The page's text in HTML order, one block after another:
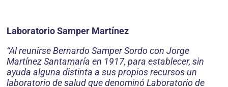
Laboratorio Samper Martínez
“Al reunirse Bernardo Samper Sordo con Jorge
Martínez Santamaría en 1917, para establecer, sin
ayuda alguna distinta a sus propios recursos un
laboratorio de salud que denominó Laboratorio de